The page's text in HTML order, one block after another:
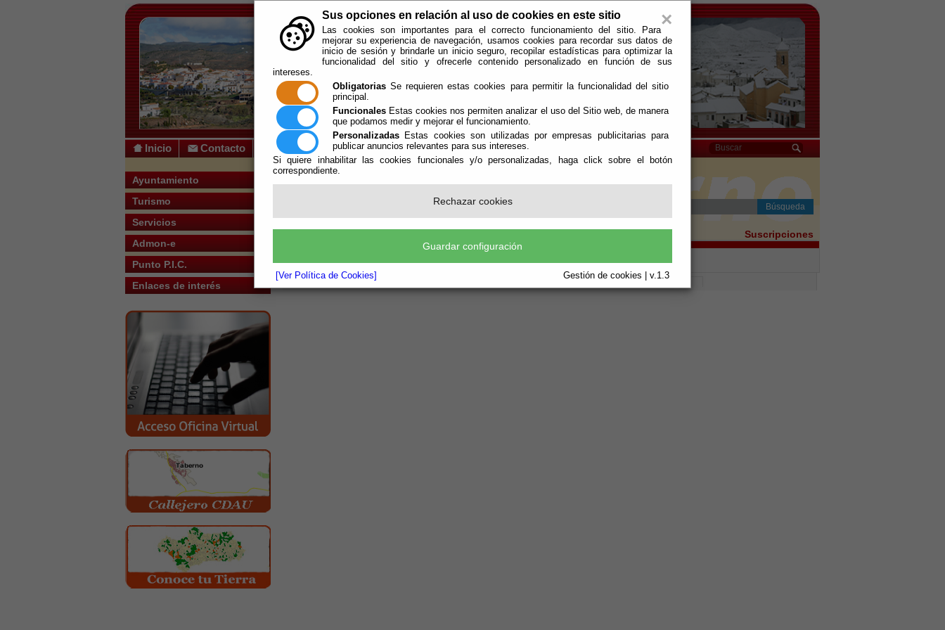
×
Sus opciones en relación al uso de cookies en este sitio
Las cookies son importantes para el correcto funcionamiento del sitio. Para
mejorar su experiencia de navegación, usamos cookies para recordar sus datos de
inicio de sesión y brindarle un inicio seguro, recopilar estadísticas para optimizar la
funcionalidad del sitio y ofrecerle contenido personalizado en función de sus
intereses.
Obligatorias Se requieren estas cookies para permitir la funcionalidad del sitio
principal.
Funcionales Estas cookies nos permiten analizar el uso del Sitio web, de manera
que podamos medir y mejorar el funcionamiento.
Personalizadas Estas cookies son utilizadas por empresas publicitarias para
publicar anuncios relevantes para sus intereses.
Si quiere inhabilitar las cookies funcionales y/o personalizadas, haga click sobre el botón
correspondiente.
Rechazar cookies
Guardar configuración
[Ver Política de Cookies] Gestión de cookies | v.1.3
Inicio Contacto
Ayuntamiento
Turismo
Servicios
Admon-e
Punto P.I.C.
Enlaces de interés
Usted se encuentra aquí:
Búsqueda
Suscripciones